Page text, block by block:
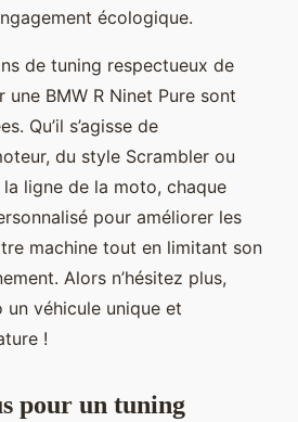
écologique.
de tuning respectueux de
une BMW R Ninet Pure sont
Qu’il s’agisse de
du style Scrambler ou
ligne de la moto, chaque
pour améliorer les
machine tout en limitant son
Alors n’hésitez plus,
véhicule unique et
!
pour un tuning